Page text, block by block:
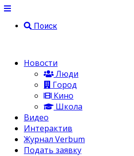
Поиск
Новости
Люди
Город
Кино
Школа
Видео
Интерактив
Журнал Verbum
Подать заявку